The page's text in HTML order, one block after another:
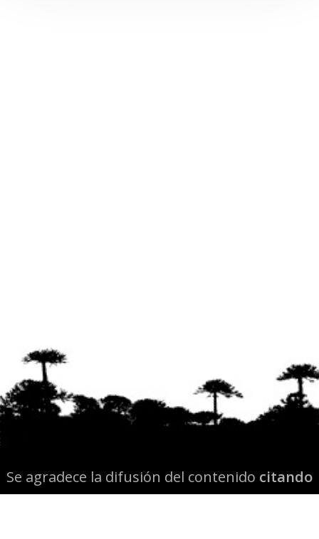
Se agradece la difusión del contenido citando
la fuente www.mapuexpress.org